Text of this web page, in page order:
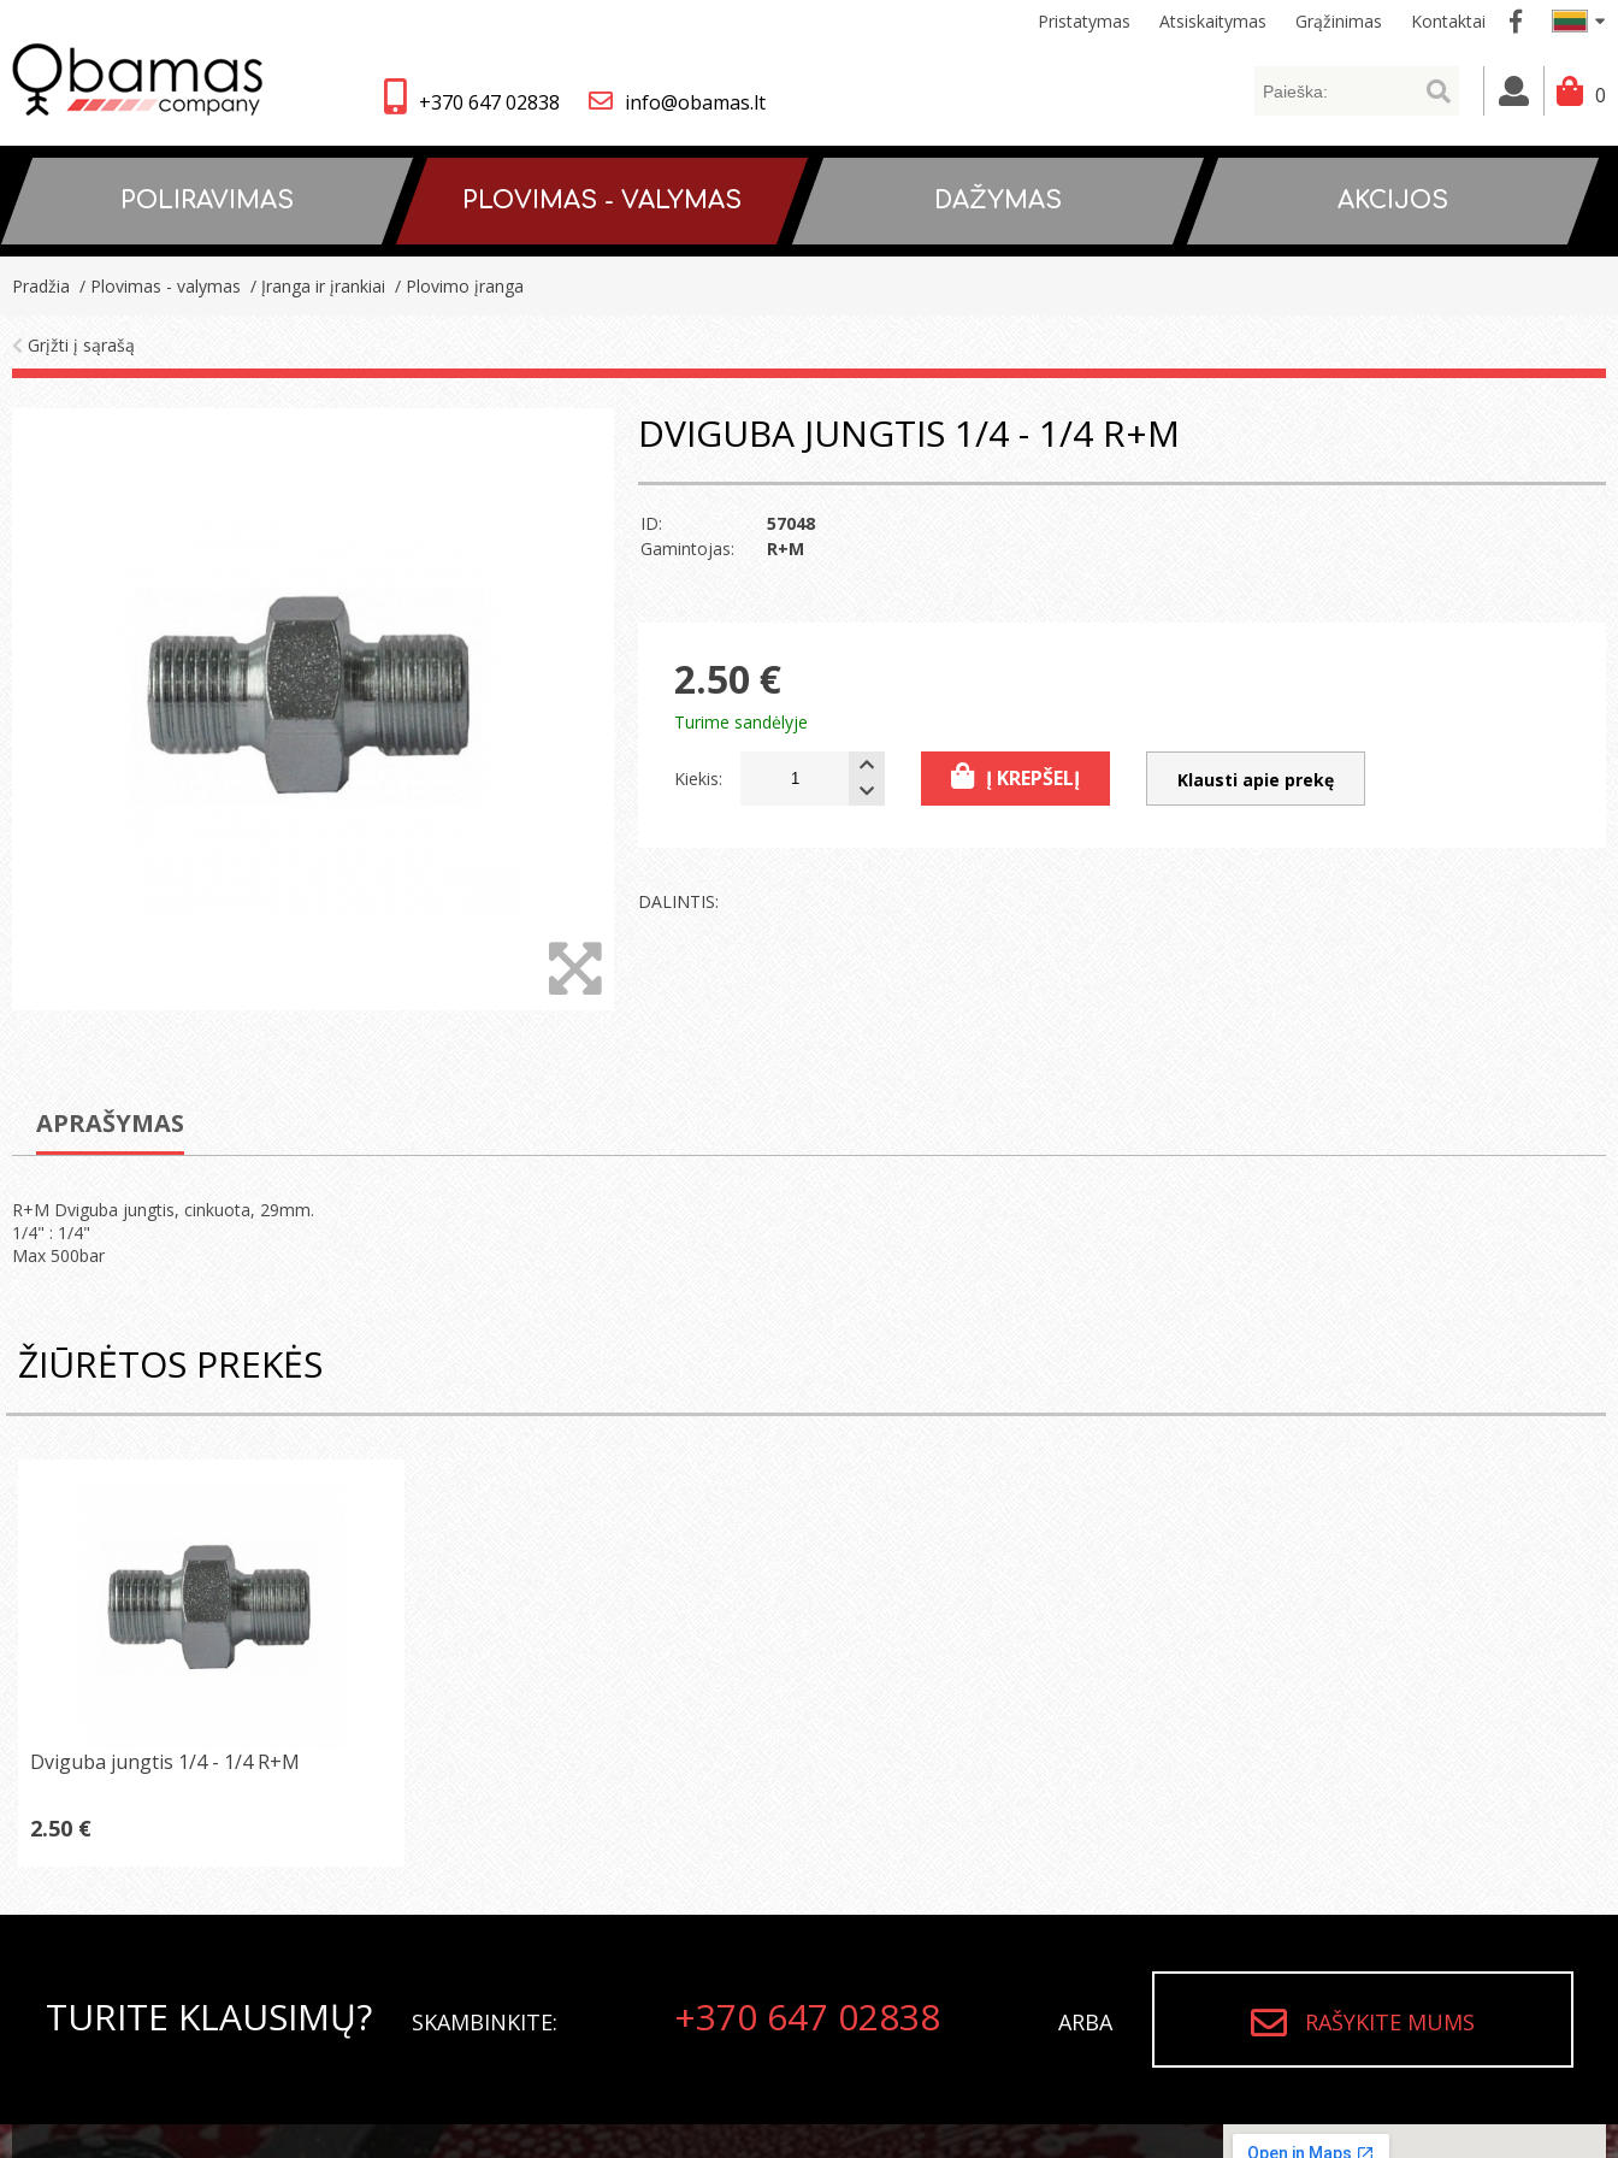
Pristatymas Atsiskaitymas Grąžinimas Kontaktai
+370 647 02838 info@obamas.lt 0
POLIRAVIMAS PLOVIMAS - VALYMAS DAŽYMAS AKCIJOS
Pradžia / Plovimas - valymas / Įranga ir įrankiai / Plovimo įranga
Grįžti į sąrašą
DVIGUBA JUNGTIS 1/4 - 1/4 R+M
ID:
57048
Gamintojas:
R+M
2.50 €
Turime sandėlyje
Kiekis: Į KREPŠELĮ Klausti apie prekę
DALINTIS:
APRAŠYMAS
R+M Dviguba jungtis, cinkuota, 29mm.
1/4" : 1/4"
Max 500bar
ŽIŪRĖTOS PREKĖS
Dviguba jungtis 1/4 - 1/4 R+M
2.50 €
TURITE KLAUSIMŲ? SKAMBINKITE: +370 647 02838 ARBA RAŠYKITE MUMS